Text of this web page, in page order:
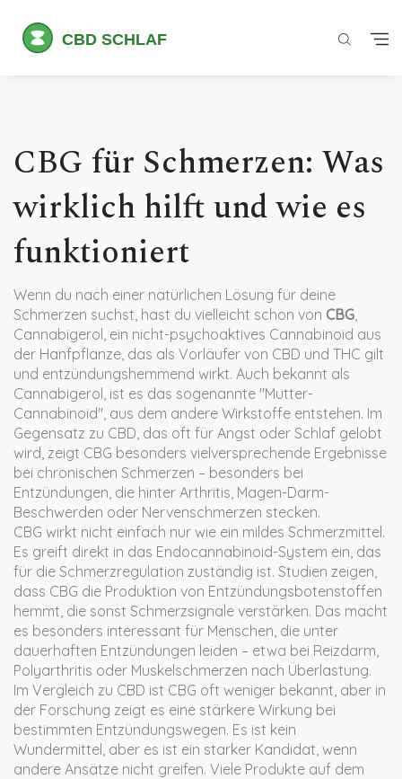
CBG für Schmerzen: Was
wirklich hilft und wie es
funktioniert
Wenn du nach einer natürlichen Lösung für deine
Schmerzen suchst, hast du vielleicht schon von CBG,
Cannabigerol, ein nicht-psychoaktives Cannabinoid aus
der Hanfpflanze, das als Vorläufer von CBD und THC gilt
und entzündungshemmend wirkt. Auch bekannt als
Cannabigerol , ist es das sogenannte "Mutter-
Cannabinoid", aus dem andere Wirkstoffe entstehen. Im
Gegensatz zu CBD, das oft für Angst oder Schlaf gelobt
wird, zeigt CBG besonders vielversprechende Ergebnisse
bei chronischen Schmerzen – besonders bei
Entzündungen, die hinter Arthritis, Magen-Darm-
Beschwerden oder Nervenschmerzen stecken.
CBG wirkt nicht einfach nur wie ein mildes Schmerzmittel.
Es greift direkt in das Endocannabinoid-System ein, das
für die Schmerzregulation zuständig ist. Studien zeigen,
dass CBG die Produktion von Entzündungsbotenstoffen
hemmt, die sonst Schmerzsignale verstärken. Das macht
es besonders interessant für Menschen, die unter
dauerhaften Entzündungen leiden – etwa bei Reizdarm,
Polyarthritis oder Muskelschmerzen nach Überlastung.
Im Vergleich zu CBD ist CBG oft weniger bekannt, aber in
der Forschung zeigt es eine stärkere Wirkung bei
bestimmten Entzündungswegen. Es ist kein
Wundermittel, aber es ist ein starker Kandidat, wenn
andere Ansätze nicht greifen. Viele Produkte auf dem